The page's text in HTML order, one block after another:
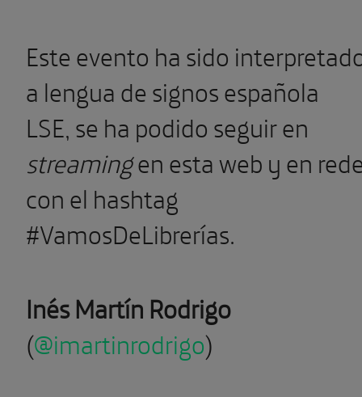
Este evento ha sido
a lengua de signos española
LSE, se ha podido seguir en
streamingen esta web y en
con el hashtag
#VamosDeLibrerías.
Inés Martín Rodrigo
(@imartinrodrigo)